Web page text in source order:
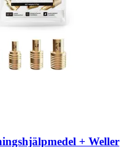
+ Weller